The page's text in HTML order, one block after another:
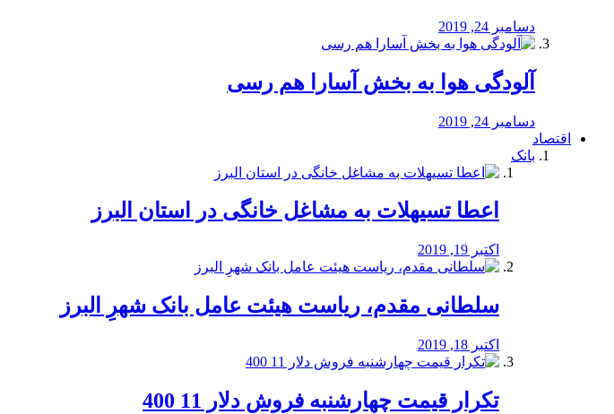
دسامبر 24, 2019
آلودگی هوا به بخش آسارا هم رسی
دسامبر 24, 2019
اقتصاد
بانک
️اعطا تسیهلات به مشاغل خانگی در استان البرز
اکتبر 19, 2019
سلطانی مقدم، ریاست هیئت عامل بانک شهرِ البرز
اکتبر 18, 2019
تکرار قیمت چهارشنبه فروش دلار 11 400